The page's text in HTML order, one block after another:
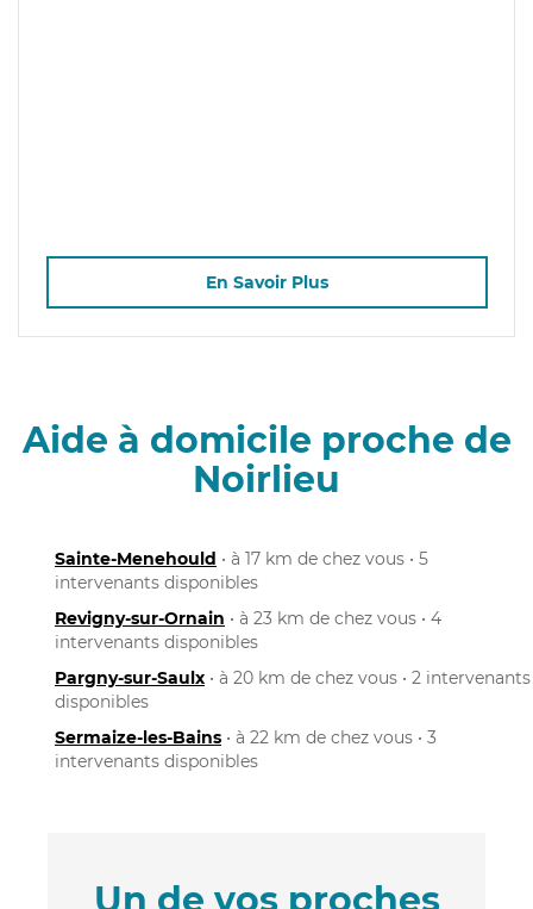
En Savoir Plus
Aide à domicile proche de
Noirlieu
Sainte-Menehould • à 17 km de chez vous • 5
intervenants disponibles
Revigny-sur-Ornain • à 23 km de chez vous • 4
intervenants disponibles
Pargny-sur-Saulx • à 20 km de chez vous • 2 intervenants
disponibles
Sermaize-les-Bains • à 22 km de chez vous • 3
intervenants disponibles
Un de vos proches